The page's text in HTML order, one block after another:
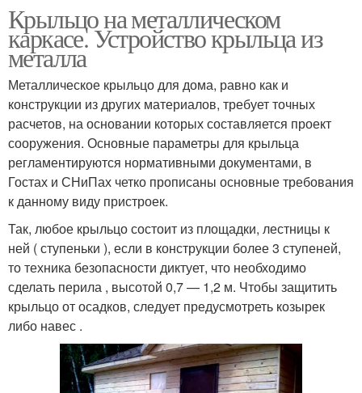
Крыльцо на металлическом
каркасе. Устройство крыльца из
металла
Металлическое крыльцо для дома, равно как и
конструкции из других материалов, требует точных
расчетов, на основании которых составляется проект
сооружения. Основные параметры для крыльца
регламентируются нормативными документами, в
Гостах и СНиПах четко прописаны основные требования
к данному виду пристроек.
Так, любое крыльцо состоит из площадки, лестницы к
ней ( ступеньки ), если в конструкции более 3 ступеней,
то техника безопасности диктует, что необходимо
сделать перила , высотой 0,7 — 1,2 м. Чтобы защитить
крыльцо от осадков, следует предусмотреть козырек
либо навес .